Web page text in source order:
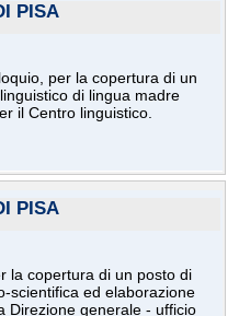
PISA
per la copertura di un
di lingua madre
il Centro linguistico.
PISA
la copertura di un posto di
scientifica ed elaborazione
Direzione generale - ufficio